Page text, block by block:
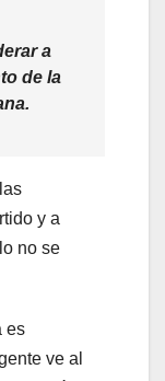
a
de la
y a
no se
es
ve al